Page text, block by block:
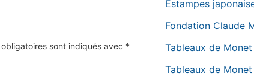
sont indiqués avec *
Estampes
Fondation Claude
Tableaux de
Tableaux de Monet